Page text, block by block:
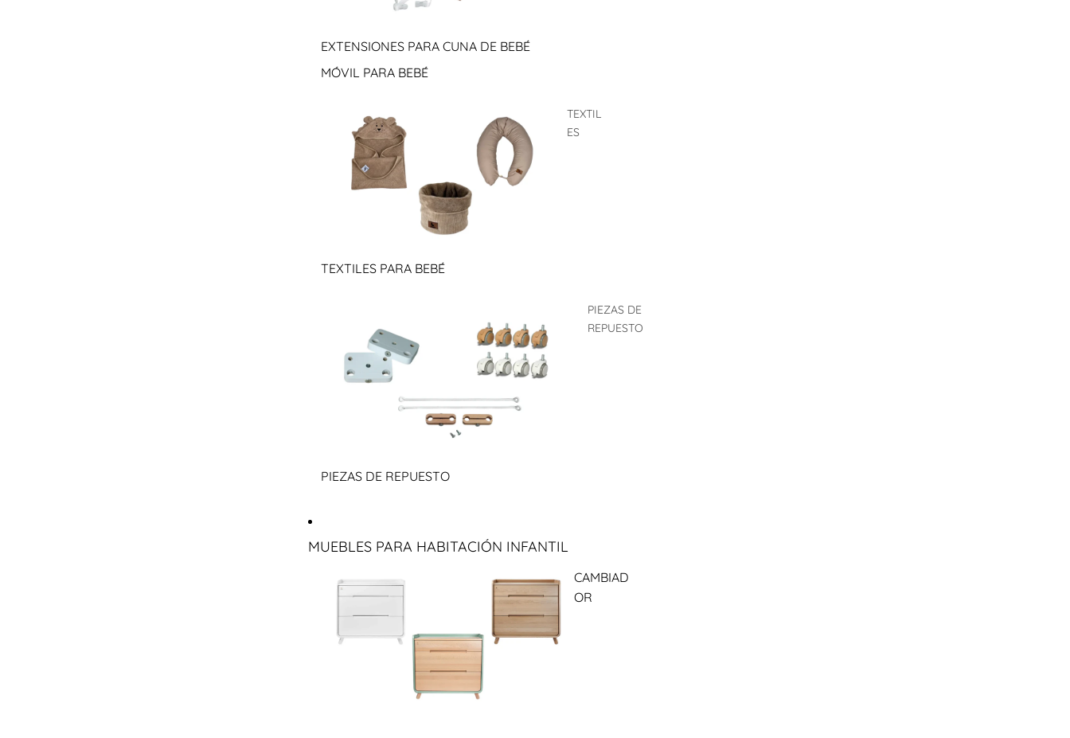
EXTENSIONES PARA CUNA DE BEBÉ
MÓVIL PARA BEBÉ
TEXTIL
ES
TEXTILES PARA BEBÉ
PIEZAS DE
REPUESTO
PIEZAS DE REPUESTO
MUEBLES PARA HABITACIÓN INFANTIL
CAMBIAD
OR